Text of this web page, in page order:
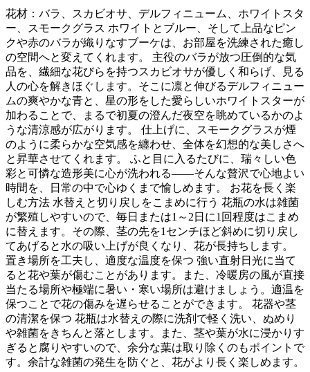
花材：バラ、スカビオサ、デルフィニューム、ホワイトスタ
ー、スモークグラス ホワイトとブルー、そして上品なピン
クや赤のバラが織りなすブーケは、お部屋を洗練された癒し
の空間へと変えてくれます。 主役のバラが放つ圧倒的な気
品を、繊細な花びらを持つスカビオサが優しく和らげ、見る
人の心を解きほぐします。そこに凛と伸びるデルフィニュー
ムの爽やかな青と、星の形をした愛らしいホワイトスターが
加わることで、まるで初夏の澄んだ夜空を眺めているかのよ
うな清涼感が広がります。 仕上げに、スモークグラスが煙
のように柔らかな空気感を纏わせ、全体を幻想的な美しさへ
と昇華させてくれます。 ふと目に入るたびに、瑞々しい色
彩と可憐な造形美に心が洗われる――そんな贅沢で心地よい
時間を、日常の中で心ゆくまで愉しめます。 お花を長く楽
しむ方法 水替えと切り戻しをこまめに行う 花瓶の水は雑菌
が繁殖しやすいので、毎日または1～2日に1回程度はこまめ
に替えます。その際、茎の先を1センチほど斜めに切り戻し
てあげると水の吸い上げが良くなり、花が長持ちします。
置き場所を工夫し、適度な温度を保つ 強い直射日光に当て
ると花や葉が傷むことがあります。また、冷暖房の風が直接
当たる場所や極端に暑い・寒い場所は避けましょう。適温を
保つことで花の傷みを遅らせることができます。 花器や茎
の清潔を保つ 花瓶は水替えの際に洗剤で軽く洗い、ぬめり
や雑菌をきちんと落とします。また、茎や葉が水に浸かりす
ぎると腐りやすいので、余分な葉は取り除くのもポイントで
す。余計な雑菌の発生を防ぐと、花がより長く楽しめます。